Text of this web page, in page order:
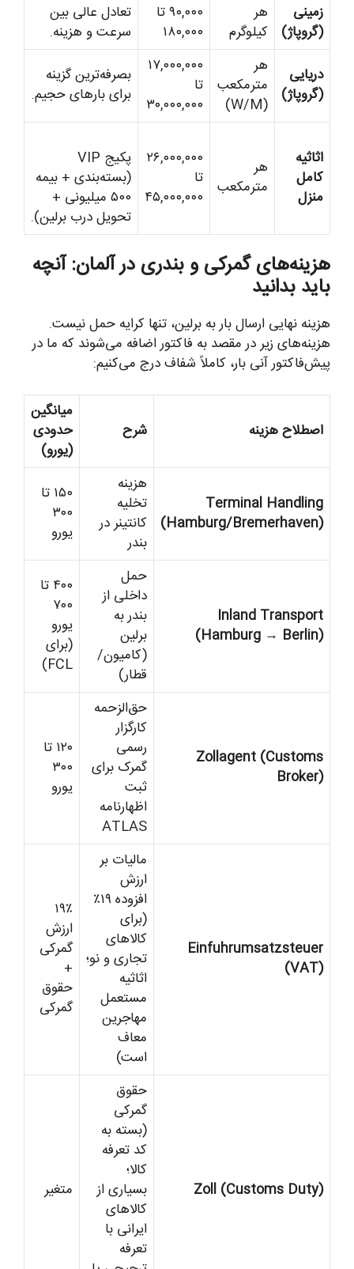
زمینی
(گروپاژ)
هر
کیلوگرم
۹۰,۰۰۰ تا
۱۸۰,۰۰۰
تعادل عالی بین
سرعت و هزینه.
دریایی
(گروپاژ)
هر
مترمکعب
(W/M)
۱۷,۰۰۰,۰۰۰
تا
۳۰,۰۰۰,۰۰۰
بصرفه‌ترین گزینه
برای بارهای حجیم.
اثاثیه
کامل
منزل
هر
مترمکعب
۲۶,۰۰۰,۰۰۰
تا
۴۵,۰۰۰,۰۰۰
پکیج VIP
(بسته‌بندی + بیمه
۵۰۰ میلیونی +
تحویل درب برلین).
هزینه‌های گمرکی و بندری در آلمان: آنچه
باید بدانید
هزینه نهایی ارسال بار به برلین، تنها کرایه حمل نیست.
هزینه‌های زیر در مقصد به فاکتور اضافه می‌شوند که ما در
پیش‌فاکتور آنی بار، کاملاً شفاف درج می‌کنیم:
اصطلاح هزینه شرح
میانگین
حدودی
(یورو)
Terminal Handling
(Hamburg/Bremerhaven)
هزینه
تخلیه
کانتینر در
بندر
۱۵۰ تا
۳۰۰
یورو
Inland Transport
(Hamburg → Berlin)
حمل
داخلی از
بندر به
برلین
(کامیون/
قطار)
۴۰۰ تا
۷۰۰
یورو
(برای
FCL)
Zollagent (Customs
Broker)
حق‌الزحمه
کارگزار
رسمی
گمرک برای
ثبت
اظهارنامه
ATLAS
۱۲۰ تا
۳۰۰
یورو
Einfuhrumsatzsteuer
(VAT)
مالیات بر
ارزش
افزوده ۱۹٪
(برای
کالاهای
تجاری و نو؛
اثاثیه
مستعمل
مهاجرین
معاف
است)
۱۹٪
ارزش
گمرکی
+
حقوق
گمرکی
Zoll (Customs Duty)
حقوق
گمرکی
(بسته به
کد تعرفه
کالا؛
بسیاری از
کالاهای
ایرانی با
تعرفه
متغیر